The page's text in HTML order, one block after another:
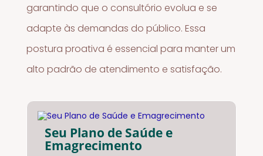
garantindo que o consultório evolua e se
adapte às demandas do público. Essa
postura proativa é essencial para manter um
alto padrão de atendimento e satisfação.
Seu Plano de Saúde e
Emagrecimento